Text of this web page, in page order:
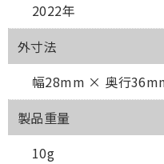
2022年
外寸法
幅28mm × 奥行
製品重量
10g